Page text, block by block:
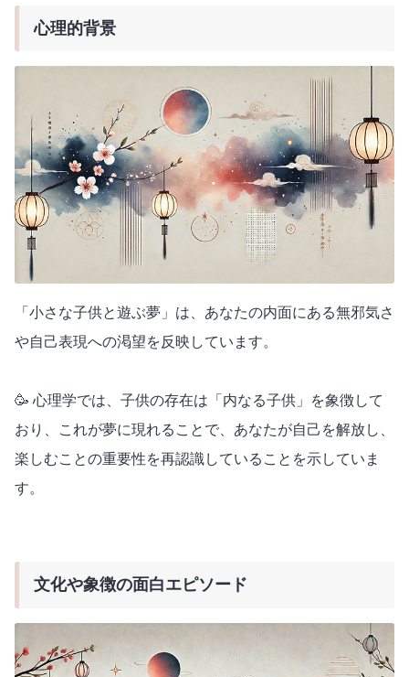
心理的背景
「小さな子供と遊ぶ夢」は、あなたの内面にある無邪気さ
や自己表現への渇望を反映しています。
🥳 心理学では、子供の存在は「内なる子供」を象徴して
おり、これが夢に現れることで、あなたが自己を解放し、
楽しむことの重要性を再認識していることを示していま
す。
文化や象徴の面白エピソード